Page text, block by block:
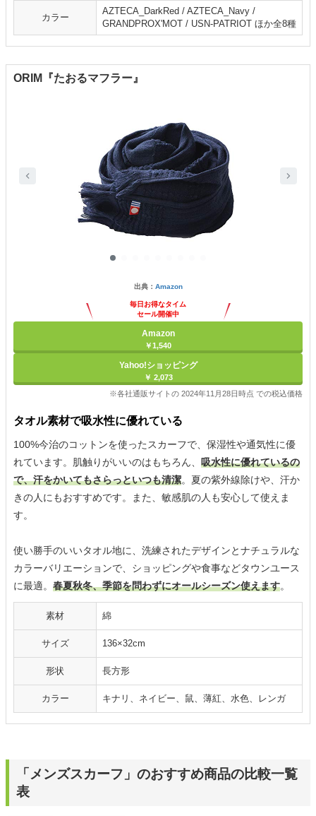
カラー
AZTECA_DarkRed / AZTECA_Navy /
GRANDPROX'MOT / USN-PATRIOT ほか全8種
ORIM『たおるマフラー』
出典： Amazon
毎日お得なタイム
セール開催中
Amazon
￥1,540
Yahoo!ショッピング
￥ 2,073
※各社通販サイトの 2024年11月28日時点 での税込価格
タオル素材で吸水性に優れている
100%今治のコットンを使ったスカーフで、保湿性や通気性に優
れています。肌触りがいいのはもちろん、 吸水性に優れているの
で、汗をかいてもさらっといつも清潔。夏の紫外線除けや、汗か
きの人にもおすすめです。また、敏感肌の人も安心して使えま
す。
使い勝手のいいタオル地に、洗練されたデザインとナチュラルな
カラーバリエーションで、ショッピングや食事などタウンユース
に最適。 春夏秋冬、季節を問わずにオールシーズン使えます。
素材 綿
サイズ 136×32cm
形状 長方形
カラー キナリ、ネイビー、鼠、薄紅、水色、レンガ
「メンズスカーフ」のおすすめ商品の比較一覧
表